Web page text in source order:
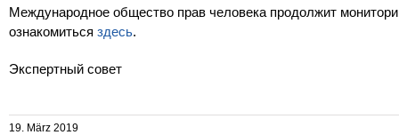
Международное общество прав человека продолжит
ознакомиться здесь.
Экспертный совет
19. März 2019